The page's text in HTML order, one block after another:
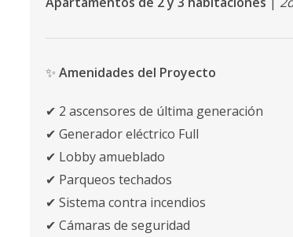
✨ Amenidades del Proyecto
✔ 2 ascensores de última generación
✔ Generador eléctrico Full
✔ Lobby amueblado
✔ Parqueos techados
✔ Sistema contra incendios
✔ Cámaras de seguridad